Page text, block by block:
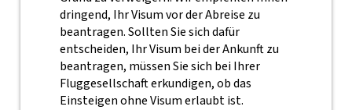
dringend, Ihr Visum vor der Abreise zu
beantragen. Sollten Sie sich dafür
entscheiden, Ihr Visum bei der Ankunft zu
beantragen, müssen Sie sich bei Ihrer
Fluggesellschaft erkundigen, ob das
Einsteigen ohne Visum erlaubt ist.